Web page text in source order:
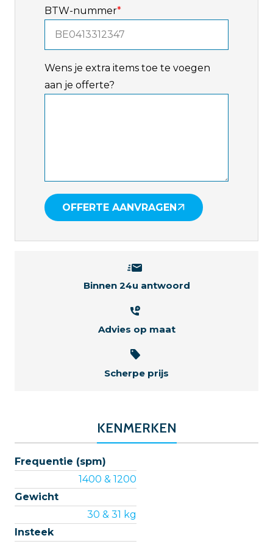
BTW-nummer*
Wens je extra items toe te voegen
aan je offerte?
OFFERTE AANVRAGEN
Binnen 24u antwoord
Advies op maat
Scherpe prijs
KENMERKEN
Frequentie (spm)
1400 & 1200
Gewicht
30 & 31 kg
Insteek